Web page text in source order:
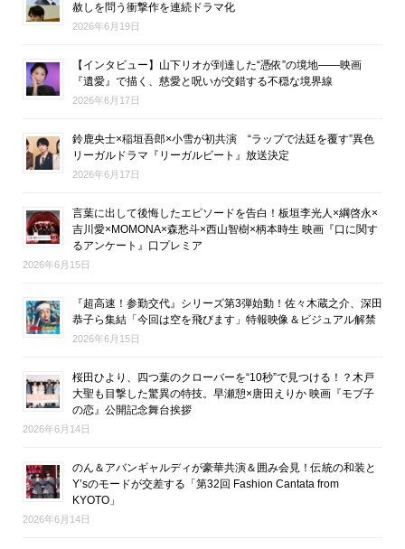
赦しを問う衝撃作を連続ドラマ化
2026年6月19日
【インタビュー】山下リオが到達した“憑依”の境地――映画
『遺愛』で描く、慈愛と呪いが交錯する不穏な境界線
2026年6月17日
鈴鹿央士×稲垣吾郎×小雪が初共演 “ラップで法廷を覆す”異色
リーガルドラマ『リーガルビート』放送決定
2026年6月17日
言葉に出して後悔したエピソードを告白！板垣李光人×綱啓永×
吉川愛×MOMONA×森愁斗×西山智樹×柄本時生 映画『口に関す
るアンケート』口プレミア
2026年6月15日
『超高速！参勤交代』シリーズ第3弾始動！佐々木蔵之介、深田
恭子ら集結「今回は空を飛びます」特報映像＆ビジュアル解禁
2026年6月15日
桜田ひより、四つ葉のクローバーを“10秒”で見つける！？木戸
大聖も目撃した驚異の特技。早瀬憩×唐田えりか 映画『モブ子
の恋』公開記念舞台挨拶
2026年6月14日
のん＆アバンギャルディが豪華共演＆囲み会見！伝統の和装と
Y’sのモードが交差する「第32回 Fashion Cantata from
KYOTO」
2026年6月14日